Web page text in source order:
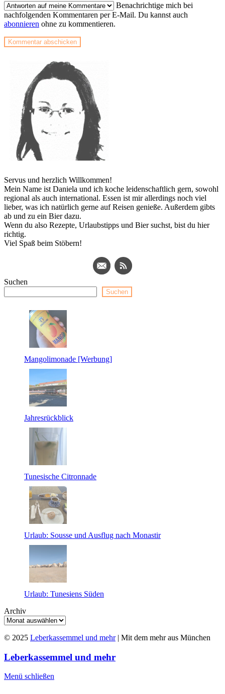
Benachrichtige mich bei
nachfolgenden Kommentaren per E-Mail. Du kannst auch
abonnieren ohne zu kommentieren.
Servus und herzlich Willkommen!
Mein Name ist Daniela und ich koche leidenschaftlich gern, sowohl
regional als auch international. Essen ist mir allerdings noch viel
lieber, was ich natürlich gerne auf Reisen genieße. Außerdem gibts
ab und zu ein Bier dazu.
Wenn du also Rezepte, Urlaubstipps und Bier suchst, bist du hier
richtig.
Viel Spaß beim Stöbern!
Suchen
Suchen
Mangolimonade [Werbung]
Jahresrückblick
Tunesische Citronnade
Urlaub: Sousse und Ausflug nach Monastir
Urlaub: Tunesiens Süden
Archiv
© 2025 Leberkassemmel und mehr| Mit dem mehr aus München
Leberkassemmel und mehr
Menü schließen